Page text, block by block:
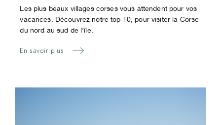
Les plus beaux villages corses vous attendent pour vos
vacances. Découvrez notre top 10, pour visiter la Corse
du nord au sud de l'île.
En savoir plus